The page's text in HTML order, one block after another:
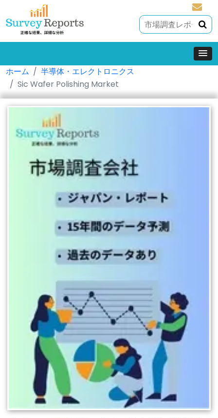
ホーム
半導体・エレクトロニクス
Sic Wafer Polishing Market